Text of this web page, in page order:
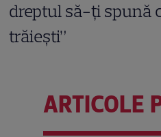
dreptul să-ți spună
trăiești”
ARTICOLE